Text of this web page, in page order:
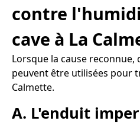
contre
cave à La
Lorsque la cause
peuvent être utilisées pour
Calmette.
A. L'enduit